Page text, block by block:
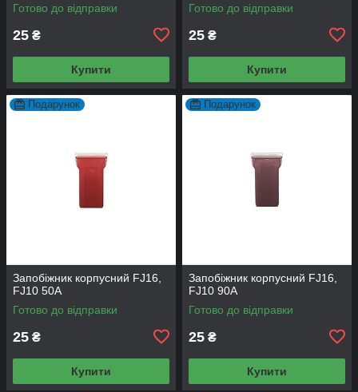
Готово до відправки
25 ₴
Купити
Готово до відправки
25 ₴
Купити
Подарунок
Запобіжник корпусний FJ16,
FJ10 50А
Готово до відправки
25 ₴
Купити
Подарунок
Запобіжник корпусний FJ16,
FJ10 90A
Готово до відправки
25 ₴
Купити